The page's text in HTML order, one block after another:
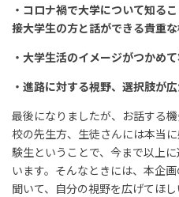
・コロナ禍で大学について知る
接大学生の方と話ができる貴重な
・大学生活のイメージがつかめ
・進路に対する視野、選択肢が広
最後になりましたが、お話する
校の先生方、生徒さんには本当
験生ということで、今まで以上
います。そんなときには、本企
聞いて、自分の視野を広げてほ